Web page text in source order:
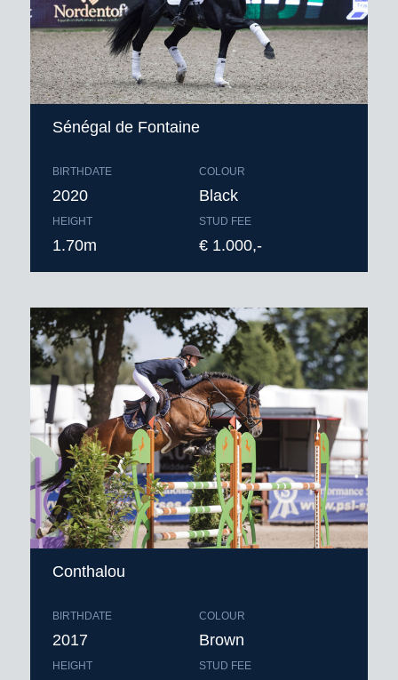
Bestellen voor 9.00 uur ‘s ochtends;
inseminatie alleen middels
diepvriessperma.
Sénégal de Fontaine
BIRTHDATE
2020
HEIGHT
1.70m
COLOUR
Black
STUD FEE
€ 1.000,-
Conthalou
BIRTHDATE
2017
HEIGHT
COLOUR
Brown
STUD FEE